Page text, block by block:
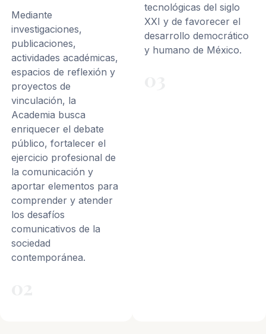
Mediante
investigaciones,
publicaciones,
actividades académicas,
espacios de reflexión y
proyectos de
vinculación, la
Academia busca
enriquecer el debate
público, fortalecer el
ejercicio profesional de
la comunicación y
aportar elementos para
comprender y atender
los desafíos
comunicativos de la
sociedad
contemporánea.
tecnológicas del siglo
XXI y de favorecer el
desarrollo democrático
y humano de México.